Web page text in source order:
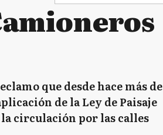
que desde hace más de
de la Ley de Paisaje
circulación por las calles